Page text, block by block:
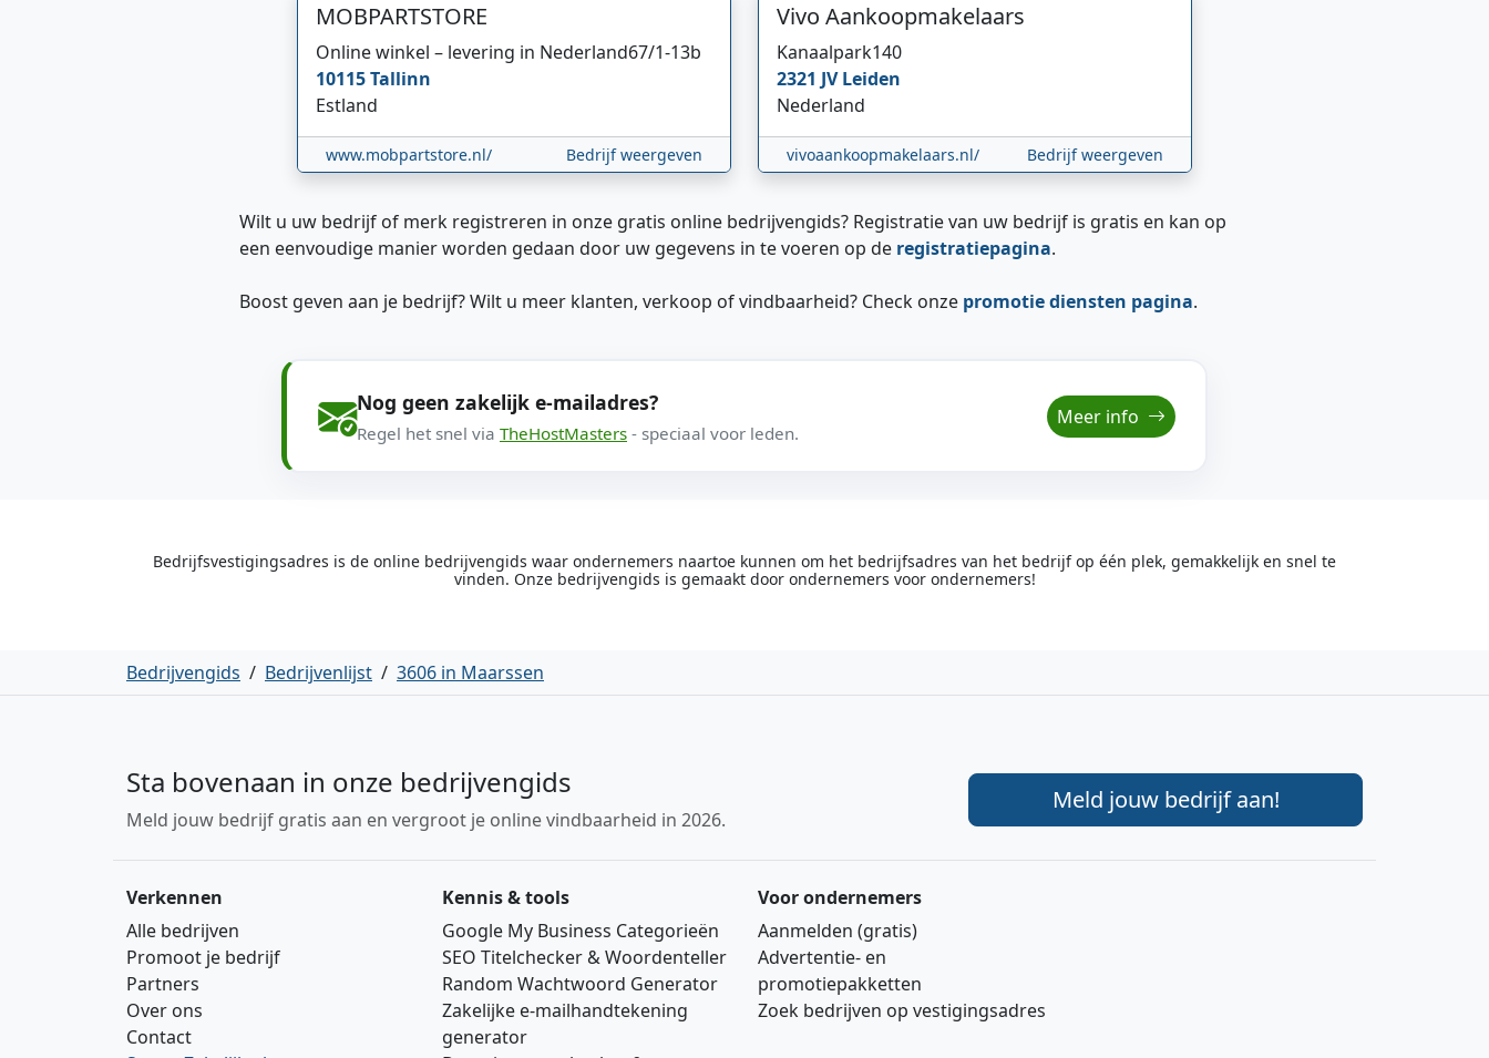
MOBPARTSTORE
Online winkel – levering in Nederland67/1-13b
10115Tallinn
Estland
www.mobpartstore.nl/ Bedrijf weergeven
Vivo Aankoopmakelaars
Kanaalpark140
2321 JVLeiden
Nederland
vivoaankoopmakelaars.nl/ Bedrijf weergeven
Wilt u uw bedrijf of merk registreren in onze gratis online bedrijvengids? Registratie van uw bedrijf is gratis en kan op
een eenvoudige manier worden gedaan door uw gegevens in te voeren op de registratiepagina.
Boost geven aan je bedrijf? Wilt u meer klanten, verkoop of vindbaarheid? Check onze promotie diensten pagina.
Nog geen zakelijk e-mailadres?
Regel het snel via TheHostMasters - speciaal voor leden.
Meer info
Bedrijfsvestigingsadres is de online bedrijvengids waar ondernemers naartoe kunnen om het bedrijfsadres van het bedrijf op één plek, gemakkelijk en snel te
vinden. Onze bedrijvengids is gemaakt door ondernemers voor ondernemers!
Bedrijvengids / Bedrijvenlijst / 3606 in Maarssen
Sta bovenaan in onze bedrijvengids
Meld jouw bedrijf gratis aan en vergroot je online vindbaarheid in 2026.
Meld jouw bedrijf aan!
Verkennen
Alle bedrijven
Promoot je bedrijf
Partners
Over ons
Contact
Kennis & tools
Google My Business Categorieën
SEO Titelchecker & Woordenteller
Random Wachtwoord Generator
Zakelijke e‑mailhandtekening
generator
Voor ondernemers
Aanmelden (gratis)
Advertentie‑ en
promotiepakketten
Zoek bedrijven op vestigingsadres